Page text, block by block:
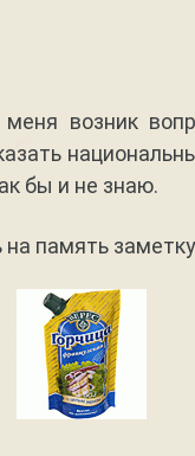
возник
бы и не знаю.
память